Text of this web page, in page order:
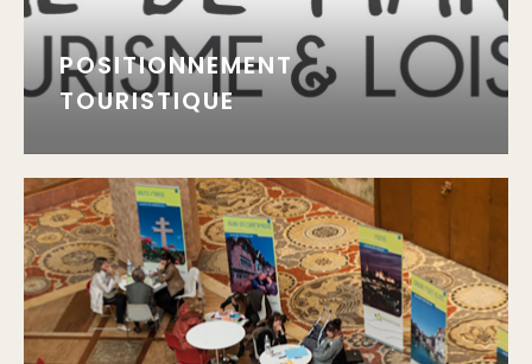
POSITIONNEMENT
TOURISTIQUE